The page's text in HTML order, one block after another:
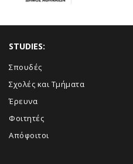
STUDIES:
Σπουδές
Σχολές και Τμήματα
Έρευνα
Φοιτητές
Απόφοιτοι